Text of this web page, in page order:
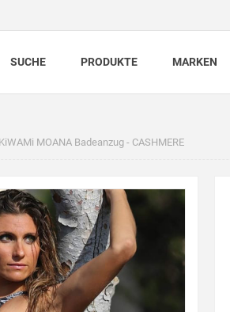
SUCHE PRODUKTE MARKEN
KiWAMi MOANA Badeanzug - CASHMERE